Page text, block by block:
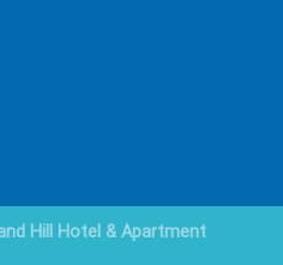
Hill Hotel & Apartment